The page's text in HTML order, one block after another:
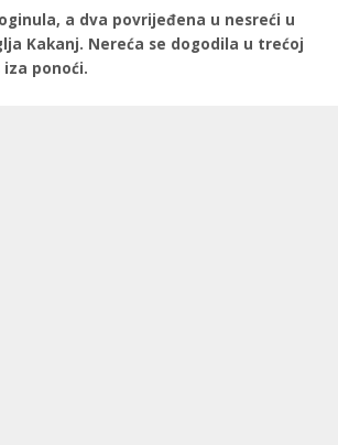
a dva povrijeđena u nesreći u
Kakanj. Nereća se dogodila u trećoj
ponoći.